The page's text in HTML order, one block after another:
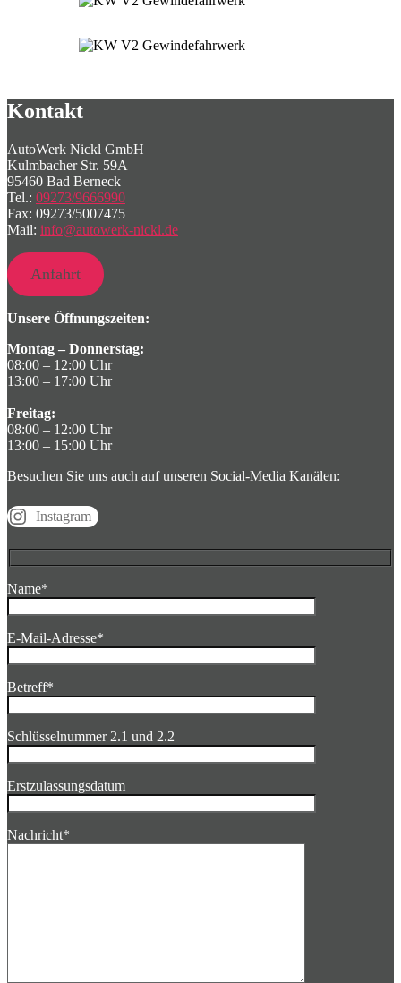
Kontakt
AutoWerk Nickl GmbH
Kulmbacher Str. 59A
95460 Bad Berneck
Tel.: 09273/9666990
Fax: 09273/5007475
Mail: info@autowerk-nickl.de
Anfahrt
Unsere Öffnungszeiten:
Montag – Donnerstag:
08:00 – 12:00 Uhr
13:00 – 17:00 Uhr
Freitag:
08:00 – 12:00 Uhr
13:00 – 15:00 Uhr
Besuchen Sie uns auch auf unseren Social-Media Kanälen:
Instagram
Name*
E-Mail-Adresse*
Betreff*
Schlüsselnummer 2.1 und 2.2
Erstzulassungsdatum
Nachricht*